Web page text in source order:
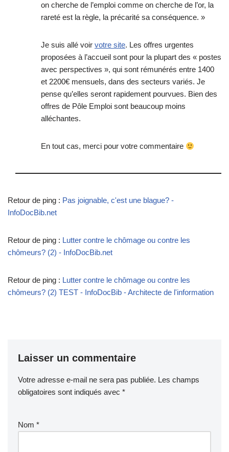
on cherche de l’emploi comme on cherche de l’or, la
rareté est la règle, la précarité sa conséquence. »
Je suis allé voir votre site. Les offres urgentes
proposées à l’accueil sont pour la plupart des « postes
avec perspectives », qui sont rémunérés entre 1400
et 2200€ mensuels, dans des secteurs variés. Je
pense qu’elles seront rapidement pourvues. Bien des
offres de Pôle Emploi sont beaucoup moins
alléchantes.
En tout cas, merci pour votre commentaire
Retour de ping : Pas joignable, c'est une blague? -
InfoDocBib.net
Retour de ping : Lutter contre le chômage ou contre les
chômeurs? (2) - InfoDocBib.net
Retour de ping : Lutter contre le chômage ou contre les
chômeurs? (2) TEST - InfoDocBib - Architecte de l'information
Laisser un commentaire
Votre adresse e-mail ne sera pas publiée. Les champs
obligatoires sont indiqués avec *
Nom *